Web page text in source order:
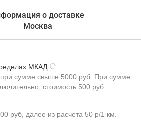
о доставке
Москва
МКАД
при сумме свыше 5000 руб. При сумме
стоимость 500 руб.
руб, далее из расчета 50 р/1 км.